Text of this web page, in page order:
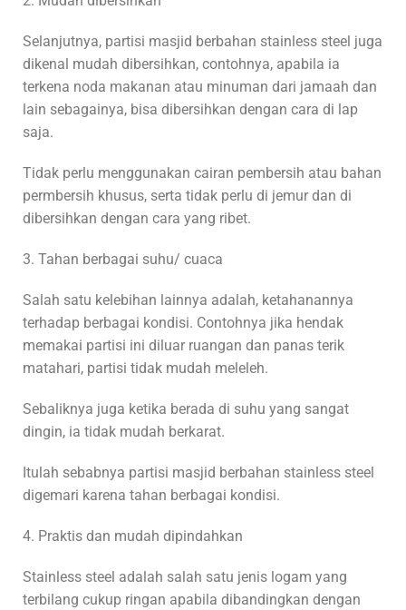
Selanjutnya, partisi masjid berbahan stainless steel juga
dikenal mudah dibersihkan, contohnya, apabila ia
terkena noda makanan atau minuman dari jamaah dan
lain sebagainya, bisa dibersihkan dengan cara di lap
saja.
Tidak perlu menggunakan cairan pembersih atau bahan
permbersih khusus, serta tidak perlu di jemur dan di
dibersihkan dengan cara yang ribet.
3. Tahan berbagai suhu/ cuaca
Salah satu kelebihan lainnya adalah, ketahanannya
terhadap berbagai kondisi. Contohnya jika hendak
memakai partisi ini diluar ruangan dan panas terik
matahari, partisi tidak mudah meleleh.
Sebaliknya juga ketika berada di suhu yang sangat
dingin, ia tidak mudah berkarat.
Itulah sebabnya partisi masjid berbahan stainless steel
digemari karena tahan berbagai kondisi.
4. Praktis dan mudah dipindahkan
Stainless steel adalah salah satu jenis logam yang
terbilang cukup ringan apabila dibandingkan dengan